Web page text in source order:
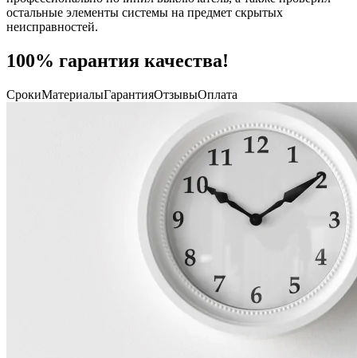
остальные элементы системы на предмет скрытых
неисправностей.
100% гарантия качества!
СрокиМатериалыГарантияОтзывыОплата